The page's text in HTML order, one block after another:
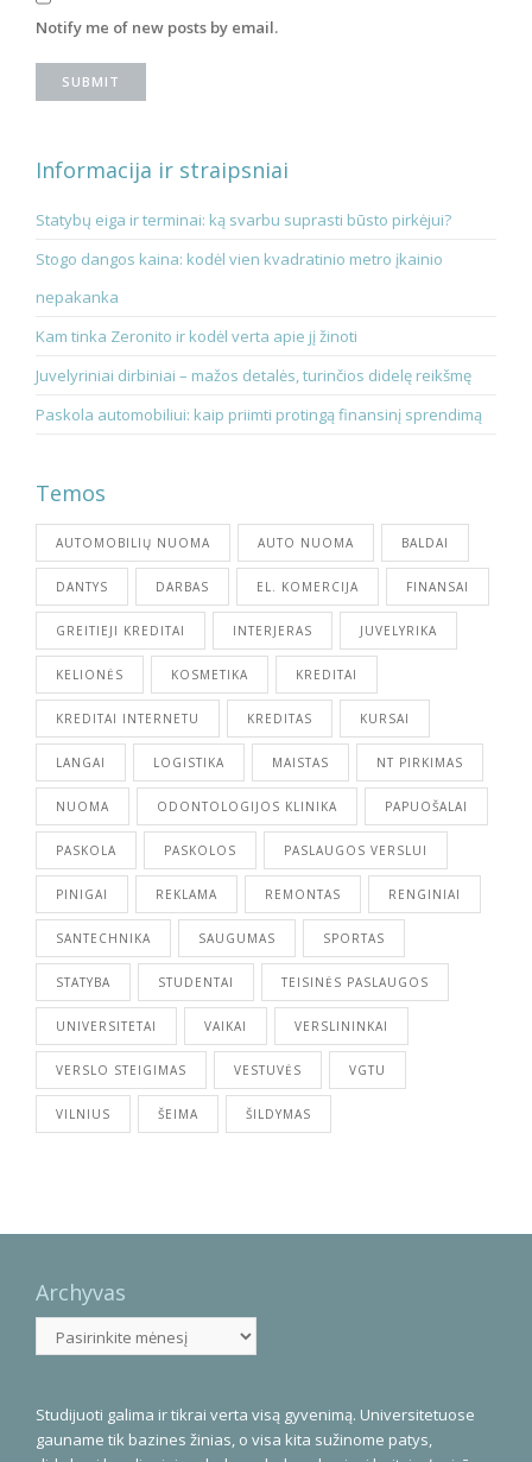
Notify me of new posts by email.
Informacija ir straipsniai
Statybų eiga ir terminai: ką svarbu suprasti būsto pirkėjui?
Stogo dangos kaina: kodėl vien kvadratinio metro įkainio
nepakanka
Kam tinka Zeronito ir kodėl verta apie jį žinoti
Juvelyriniai dirbiniai – mažos detalės, turinčios didelę reikšmę
Paskola automobiliui: kaip priimti protingą finansinį sprendimą
Temos
AUTOMOBILIŲ NUOMA AUTO NUOMA BALDAI
DANTYS DARBAS EL. KOMERCIJA FINANSAI
GREITIEJI KREDITAI INTERJERAS JUVELYRIKA
KELIONĖS KOSMETIKA KREDITAI
KREDITAI INTERNETU KREDITAS KURSAI
LANGAI LOGISTIKA MAISTAS NT PIRKIMAS
NUOMA ODONTOLOGIJOS KLINIKA PAPUOŠALAI
PASKOLA PASKOLOS PASLAUGOS VERSLUI
PINIGAI REKLAMA REMONTAS RENGINIAI
SANTECHNIKA SAUGUMAS SPORTAS
STATYBA STUDENTAI TEISINĖS PASLAUGOS
UNIVERSITETAI VAIKAI VERSLININKAI
VERSLO STEIGIMAS VESTUVĖS VGTU
VILNIUS ŠEIMA ŠILDYMAS
Archyvas
Archyvas
Studijuoti galima ir tikrai verta visą gyvenimą. Universitetuose
gauname tik bazines žinias, o visa kita sužinome patys,